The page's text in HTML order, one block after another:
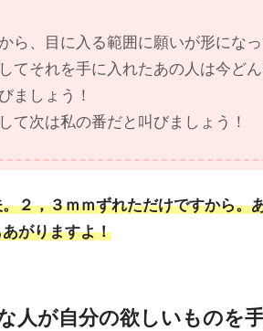
ら、目に入る範囲に願いが形にな
てそれを手に入れたあの人は今ど
ましょう！
て次は私の番だと叫びましょう！
２，３ｍｍずれただけですから。
がりますよ！
人が自分の欲しいものを